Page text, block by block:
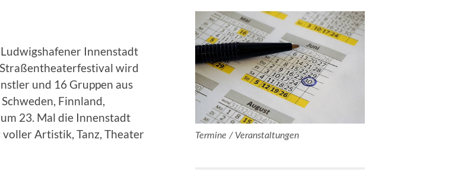
Innenstadt
wird
und 16 Gruppen aus
Finnland,
23. Mal die Innenstadt
Artistik, Tanz, Theater
Termine / Veranstaltungen